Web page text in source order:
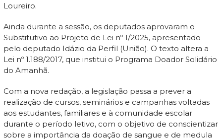
Loureiro.
Ainda durante a sessão, os deputados aprovaram o
Substitutivo ao Projeto de Lei nº 1/2025, apresentado
pelo deputado Idázio da Perfil (União). O texto altera a
Lei nº 1.188/2017, que institui o Programa Doador Solidário
do Amanhã.
Com a nova redação, a legislação passa a prever a
realização de cursos, seminários e campanhas voltadas
aos estudantes, familiares e à comunidade escolar
durante o período letivo, com o objetivo de conscientizar
sobre a importância da doação de sangue e de medula